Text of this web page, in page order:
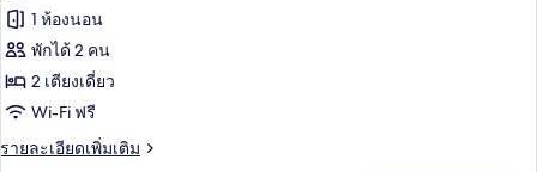
เตียง
(Panorama)
ของ
ห้อง
พรีเมียม,
เตียง
เดี่ยว
1 ห้องนอน
พักได้ 2 คน
2 เตียงเดี่ยว
Wi-Fi ฟรี
รายละเอียดเพิ่มเติม
ราย